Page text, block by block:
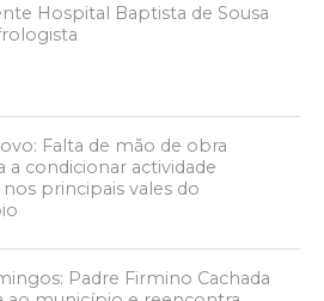
Hospital Baptista de Sousa
Falta de mão de obra
a condicionar actividade
principais vales do
Padre Firmino Cachada